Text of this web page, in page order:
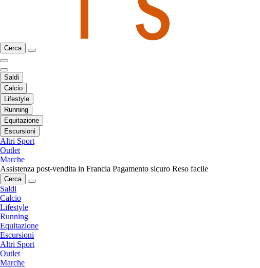
Cerca
Saldi
Calcio
Lifestyle
Running
Equitazione
Escursioni
Altri Sport
Outlet
Marche
Assistenza post-vendita in Francia Pagamento sicuro Reso facile
Cerca
Saldi
Calcio
Lifestyle
Running
Equitazione
Escursioni
Altri Sport
Outlet
Marche